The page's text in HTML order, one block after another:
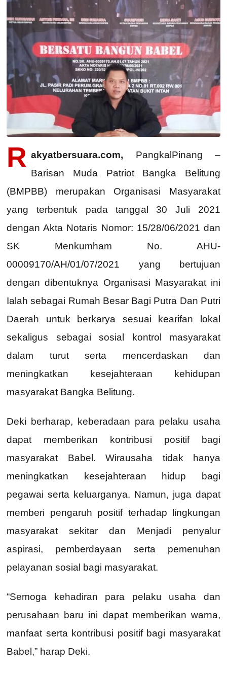
R akyatbersuara.com, PangkalPinang –
Barisan Muda Patriot Bangka Belitung
(BMPBB) merupakan Organisasi Masyarakat
yang terbentuk pada tanggal 30 Juli 2021
dengan Akta Notaris Nomor: 15/28/06/2021 dan
SK Menkumham No. AHU-
00009170/AH/01/07/2021 yang bertujuan
dengan dibentuknya Organisasi Masyarakat ini
Ialah sebagai Rumah Besar Bagi Putra Dan Putri
Daerah untuk berkarya sesuai kearifan lokal
sekaligus sebagai sosial kontrol masyarakat
dalam turut serta mencerdaskan dan
meningkatkan kesejahteraan kehidupan
masyarakat Bangka Belitung.
Deki berharap, keberadaan para pelaku usaha
dapat memberikan kontribusi positif bagi
masyarakat Babel. Wirausaha tidak hanya
meningkatkan kesejahteraan hidup bagi
pegawai serta keluarganya. Namun, juga dapat
memberi pengaruh positif terhadap lingkungan
masyarakat sekitar dan Menjadi penyalur
aspirasi, pemberdayaan serta pemenuhan
pelayanan sosial bagi masyarakat.
“Semoga kehadiran para pelaku usaha dan
perusahaan baru ini dapat memberikan warna,
manfaat serta kontribusi positif bagi masyarakat
Babel,” harap Deki.